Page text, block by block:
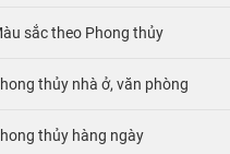
sắc theo Phong thủy
thủy nhà ở, văn phòng
thủy hàng ngày